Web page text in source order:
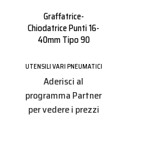
Graffatrice-
Chiodatrice Punti 16-
40mm Tipo 90
UTENSILI VARI PNEUMATICI
Aderisci al
programma Partner
per vedere i prezzi